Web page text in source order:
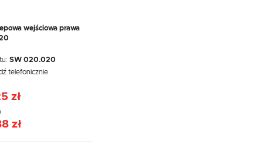
wejściowa prawa
SW 020.020
telefonicznie
zł
zł